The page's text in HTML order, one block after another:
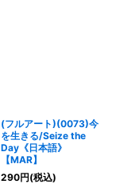
(フルアート)(0073)今
を生きる/Seize the
Day《日本語》
【MAR】
290円(税込)